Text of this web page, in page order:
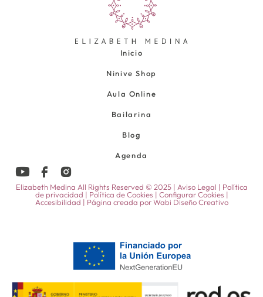
Inicio
Ninive Shop
Aula Online
Bailarina
Blog
Agenda
Elizabeth Medina All Rights Reserved © 2025 | Aviso Legal | Política
de privacidad | Política de Cookies | Configurar Cookies |
Accesibilidad | Página creada porWabi Diseño Creativo